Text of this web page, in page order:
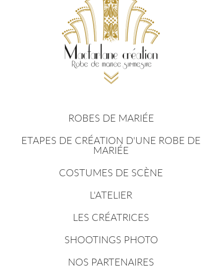
ROBES DE MARIÉE
ETAPES DE CRÉATION D'UNE ROBE DE
MARIÉE
COSTUMES DE SCÈNE
L'ATELIER
LES CRÉATRICES
SHOOTINGS PHOTO
NOS PARTENAIRES